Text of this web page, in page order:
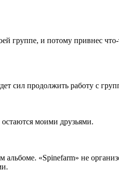
группе, и потому привнес
сил продолжить работу с
моими друзьями.
альбоме. «Spinefarm» не